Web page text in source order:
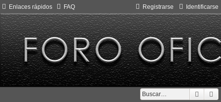
Enlaces rápidos FAQ Identificarse
Registrarse